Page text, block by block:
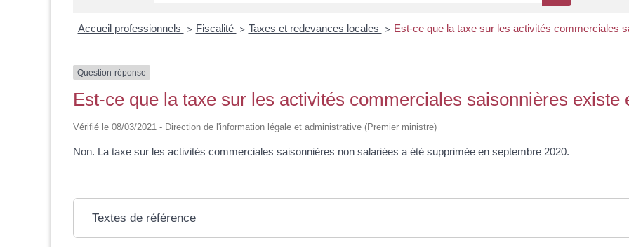
Accueil professionnels > Fiscalité > Taxes et redevances locales > Est-ce que la taxe sur les activités commerciales
Question-réponse
Est-ce que la taxe sur les activités commerciales saisonnières existe
Vérifié le 08/03/2021 - Direction de l'information légale et administrative (Premier ministre)
Non. La taxe sur les activités commerciales saisonnières non salariées a été supprimée en septembre 2020.
Textes de référence